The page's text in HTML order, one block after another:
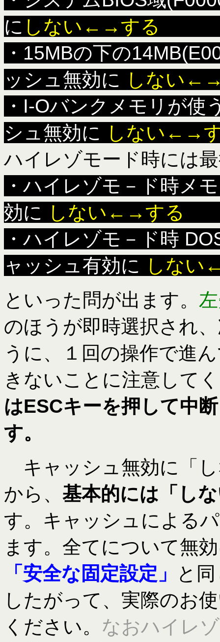
に しない←→
・15MBの下の
ッシュ無効に しない
・I-Oバンクメモリが使
シュ無効に しない←→
ハイレゾモード時には
・ハイレゾモ－ド時メ
効に しない←→
・ハイレゾモ－ド時
ャッシュ有効に しな
といった問が出ます。
のほうが即時選択され
うに、１回の操作で進
きないことに注意して
はESCキーを押して中
す。
キャッシュ無効に「
から、 基本的には「し
す。キャッシュによる
ます。全てについて無
「安全な固定設定」
と
したがって、実際のお
ください。 なおハイレ